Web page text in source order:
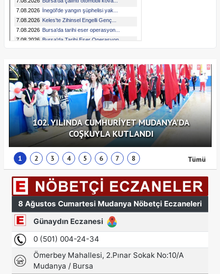
Tümü
102. YILINDA CUMHURİYET MUDANYA'DA
COŞKUYLA KUTLANDI
1 2 3 4 5 6 7 8